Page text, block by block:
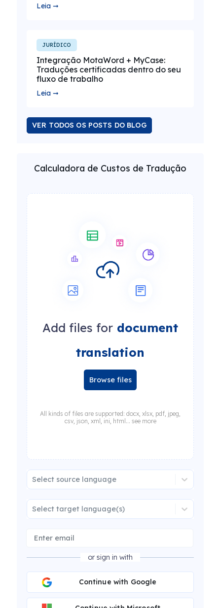
Leia ➞
JURÍDICO
Integração MotaWord + MyCase:
Traduções certificadas dentro do seu
fluxo de trabalho
Leia ➞
VER TODOS OS POSTS DO BLOG
Calculadora de Custos de Tradução
Add files for document
translation
Browse files
All kinds of files are supported: docx, xlsx, pdf, jpeg,
csv, json, xml, ini, html... see more
Select source language
Select target language(s)
or sign in with
Continue with Google